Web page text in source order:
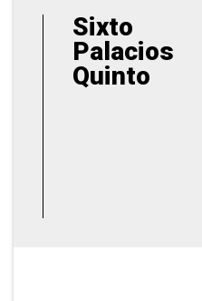
Sixto
Palacios
Quinto